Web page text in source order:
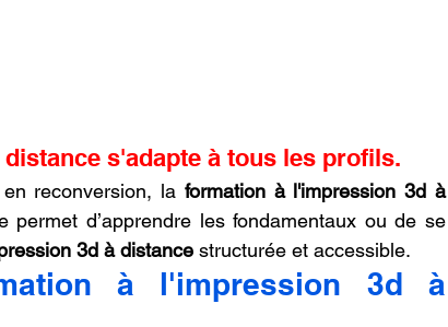
s'adapte à tous les profils.
reconversion, la formation à l'impression 3d à
permet d’apprendre les fondamentaux ou de se
3d à distance structurée et accessible.
à l'impression 3d à